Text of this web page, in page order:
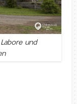
und